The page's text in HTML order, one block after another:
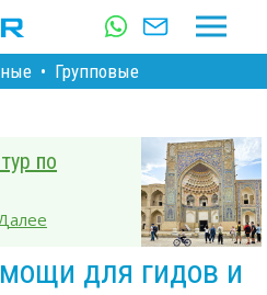
• Групповые
по
для гидов и